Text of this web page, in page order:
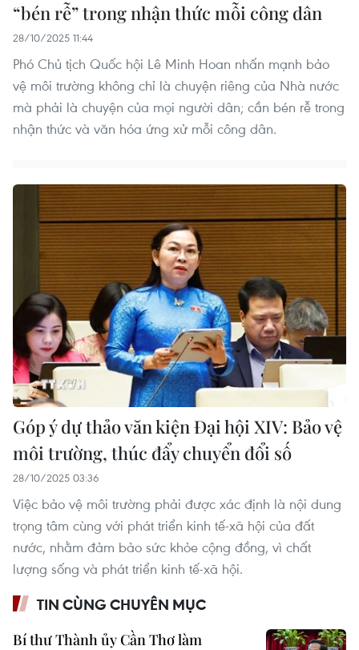
“bén rễ” trong nhận thức mỗi công dân
28/10/2025 11:44
Phó Chủ tịch Quốc hội Lê Minh Hoan nhấn mạnh bảo
vệ môi trường không chỉ là chuyện riêng của Nhà nước
mà phải là chuyện của mọi người dân; cần bén rễ trong
nhận thức và văn hóa ứng xử mỗi công dân.
Góp ý dự thảo văn kiện Đại hội XIV: Bảo vệ
môi trường, thúc đẩy chuyển đổi số
28/10/2025 03:36
Việc bảo vệ môi trường phải được xác định là nội dung
trọng tâm cùng với phát triển kinh tế-xã hội của đất
nước, nhằm đảm bảo sức khỏe cộng đồng, vì chất
lượng sống và phát triển kinh tế-xã hội.
TIN CÙNG CHUYÊN MỤC
Bí thư Thành ủy Cần Thơ làm